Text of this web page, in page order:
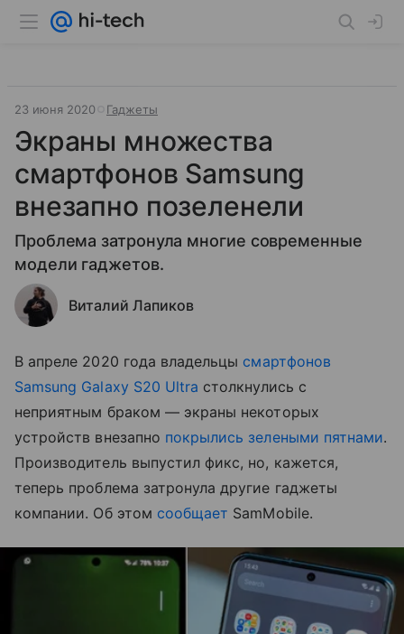
23 июня 2020 Гаджеты
Экраны множества
смартфонов Samsung
внезапно позеленели
Проблема затронула многие современные
модели гаджетов.
Виталий Лапиков
В апреле 2020 года владельцы смартфонов
Samsung Galaxy S20 Ultra столкнулись с
неприятным браком — экраны некоторых
устройств внезапно покрылись зелеными пятнами.
Производитель выпустил фикс, но, кажется,
теперь проблема затронула другие гаджеты
компании. Об этом сообщает SamMobile.